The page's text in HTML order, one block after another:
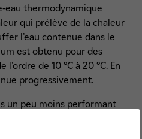
eau thermodynamique
qui prélève de la chaleur
l’eau contenue dans le
est obtenu pour des
de 10 °C à 20 °C. En
progressivement.
un peu moins performant
reste tout de même moins
électrique à accumulation :